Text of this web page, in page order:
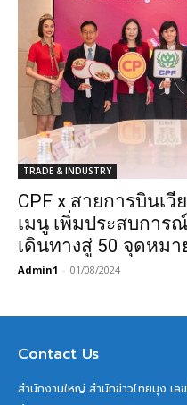
TRADE & INDUSTRY
CPF x สายการบินเ
เมนู เพิ่มประสบกา
เดินทางสู่ 50 จุดหมา
Admin1 - 01/08/2024
Contact Us
สำนักงานใหญ่ สำนักข่าวไทยมุง เ